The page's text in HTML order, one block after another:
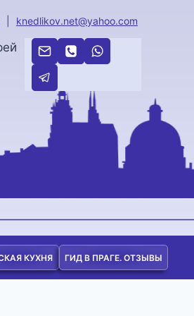
knedlikov.net@yahoo.com
КУХНЯ ГИД В ПРАГЕ. ОТЗЫВЫ